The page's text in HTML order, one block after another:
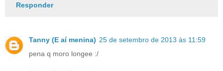
Responder
Tanny (E aí menina) 25 de setembro de 2013 às 11:59
pena q moro longee :/